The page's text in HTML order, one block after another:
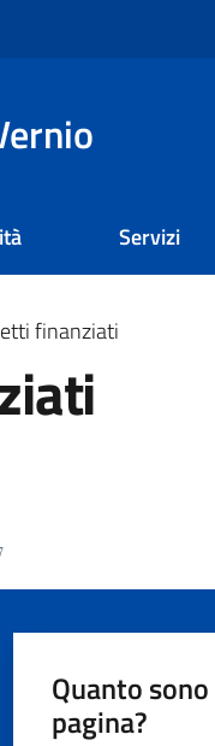
Servizi
finanziati
Quanto
pagina?